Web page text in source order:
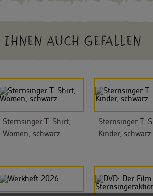
IHNEN AUCH GEFALLEN
Sternsinger T-Shirt,
Women, schwarz
Sternsinger T-
Kinder, schwarz